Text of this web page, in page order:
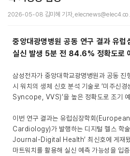
2026-05-08 김미혜 기자,
중앙대광명병원 공동 연구 결과 유
실신 발생 5분 전 84.6% 정확도로
삼성전자가 중앙대학교광명병원과 공동 진
시 워치의 생체 신호 분석 기술로 ‘미주신
Syncope, VVS)’을 높은 정확도로 조기
이번 연구 결과는 유럽심장학회
Cardiology)가 발행하는 디지털 헬스 학
Journal-Digital Health’ 최신호에 게재됐
마트워치를 활용해 실신 예측 가능성을 입